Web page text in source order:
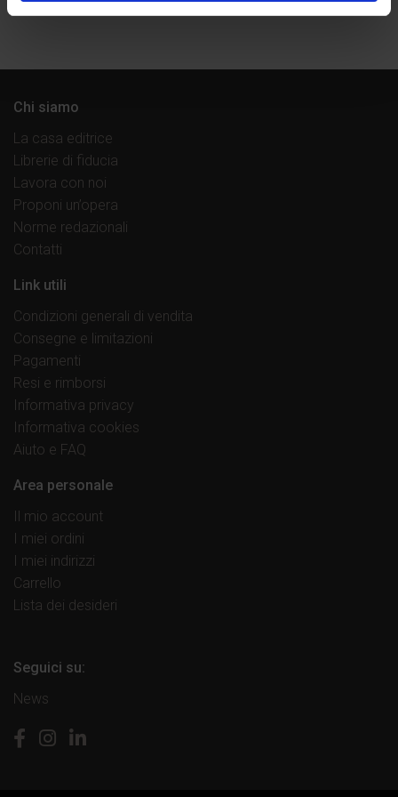
Chi siamo
La casa editrice
Librerie di fiducia
Lavora con noi
Proponi un’opera
Norme redazionali
Contatti
Link utili
Condizioni generali di vendita
Consegne e limitazioni
Pagamenti
Resi e rimborsi
Informativa privacy
Informativa cookies
Aiuto e FAQ
Area personale
Il mio account
I miei ordini
I miei indirizzi
Carrello
Lista dei desideri
Seguici su:
News